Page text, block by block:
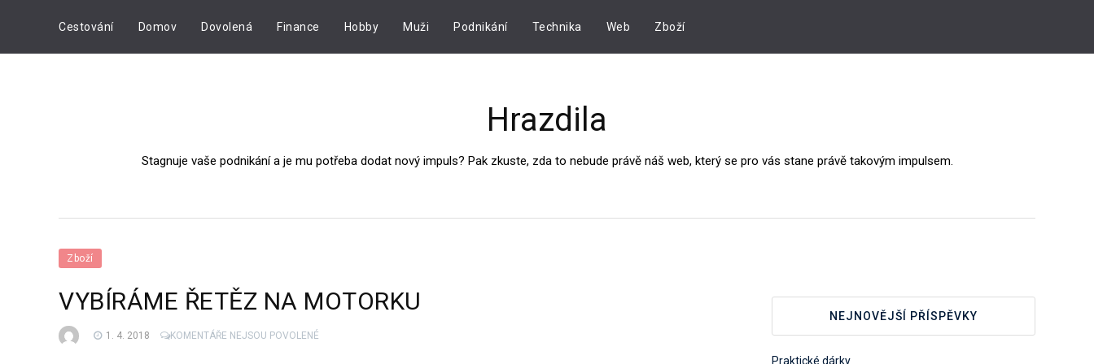
Cestování Domov Dovolená Finance Hobby Muži Podnikání Technika Web Zboží
Hrazdila
Stagnuje vaše podnikání a je mu potřeba dodat nový impuls? Pak zkuste, zda to nebude právě náš web, který se pro vás stane právě takovým impulsem.
Zboží
VYBÍRÁME ŘETĚZ NA MOTORKU
1. 4. 2018 KOMENTÁŘE NEJSOU POVOLENÉ
NEJNOVĚJŠÍ PŘÍSPĚVKY
Praktické dárky